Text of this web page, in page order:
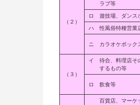
（２）
ラブ等
ロ 遊技場、ダンス
ハ 性風俗特種営業
ニ カラオケボック
（３）
イ 待合、料理店そ
するもの等
ロ 飲食等
百貨店、マーケ